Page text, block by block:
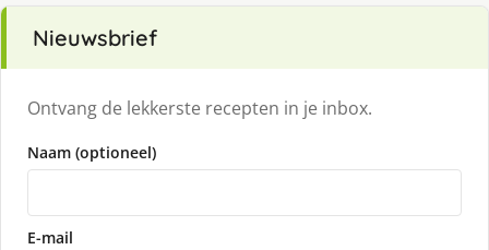
Nieuwsbrief
Ontvang de lekkerste recepten in je inbox.
Naam (optioneel)
E-mail